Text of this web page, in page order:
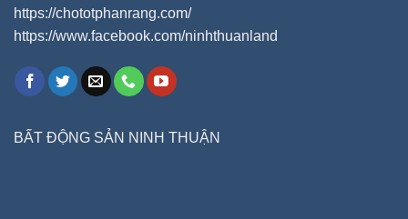
https://chototphanrang.com/
https://www.facebook.com/ninhthuanland
BẤT ĐỘNG SẢN NINH THUẬN